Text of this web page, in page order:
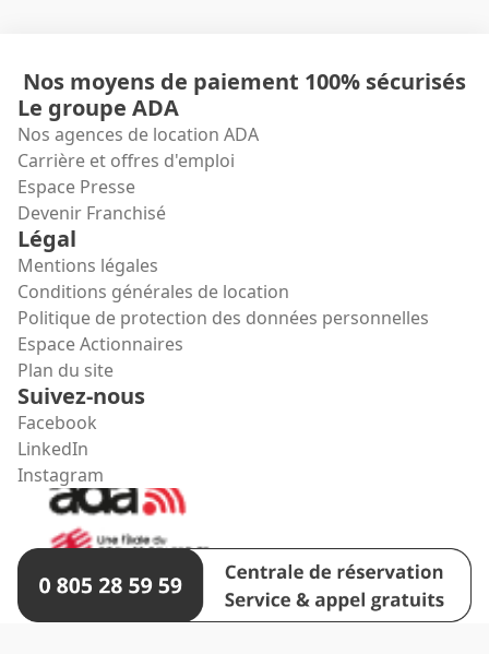
Nos moyens de paiement 100% sécurisés
Le groupe ADA
Nos agences de location ADA
Carrière et offres d'emploi
Espace Presse
Devenir Franchisé
Légal
Mentions légales
Conditions générales de location
Politique de protection des données personnelles
Espace Actionnaires
Plan du site
Suivez-nous
Facebook
LinkedIn
Instagram